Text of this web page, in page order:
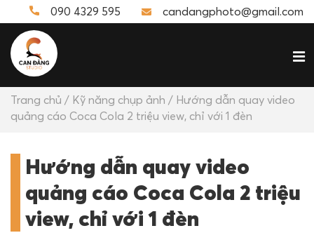
090 4329 595 candangphoto@gmail.com
Trang chủ / Kỹ năng chụp ảnh / Hướng dẫn quay video
quảng cáo Coca Cola 2 triệu view, chỉ với 1 đèn
Hướng dẫn quay video
quảng cáo Coca Cola 2 triệu
view, chỉ với 1 đèn